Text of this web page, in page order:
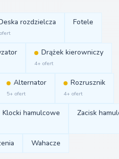
rozdzielcza Fotele
Drążek kierowniczy
4+ ofert
Alternator
5+ ofert
Rozrusznik
4+ ofert
Klocki hamulcowe Zacisk
Wahacze